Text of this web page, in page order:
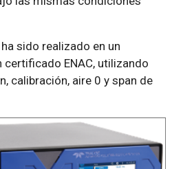
sido realizado en un
ENAC, utilizando
calibración, aire 0 y span de